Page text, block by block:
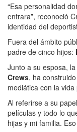
“Esa personalidad
entrara”, reconoció
identidad del
Fuera del ámbito
padre de cinco hijos:
Junto a su esposa,
Crews, ha
mediática con la vida
Al referirse a su
películas y todo lo
hijas y mi familia.